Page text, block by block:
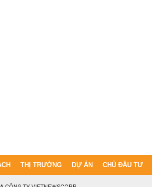
THỊ TRƯỜNG DỰ ÁN CHỦ ĐẦU TƯ